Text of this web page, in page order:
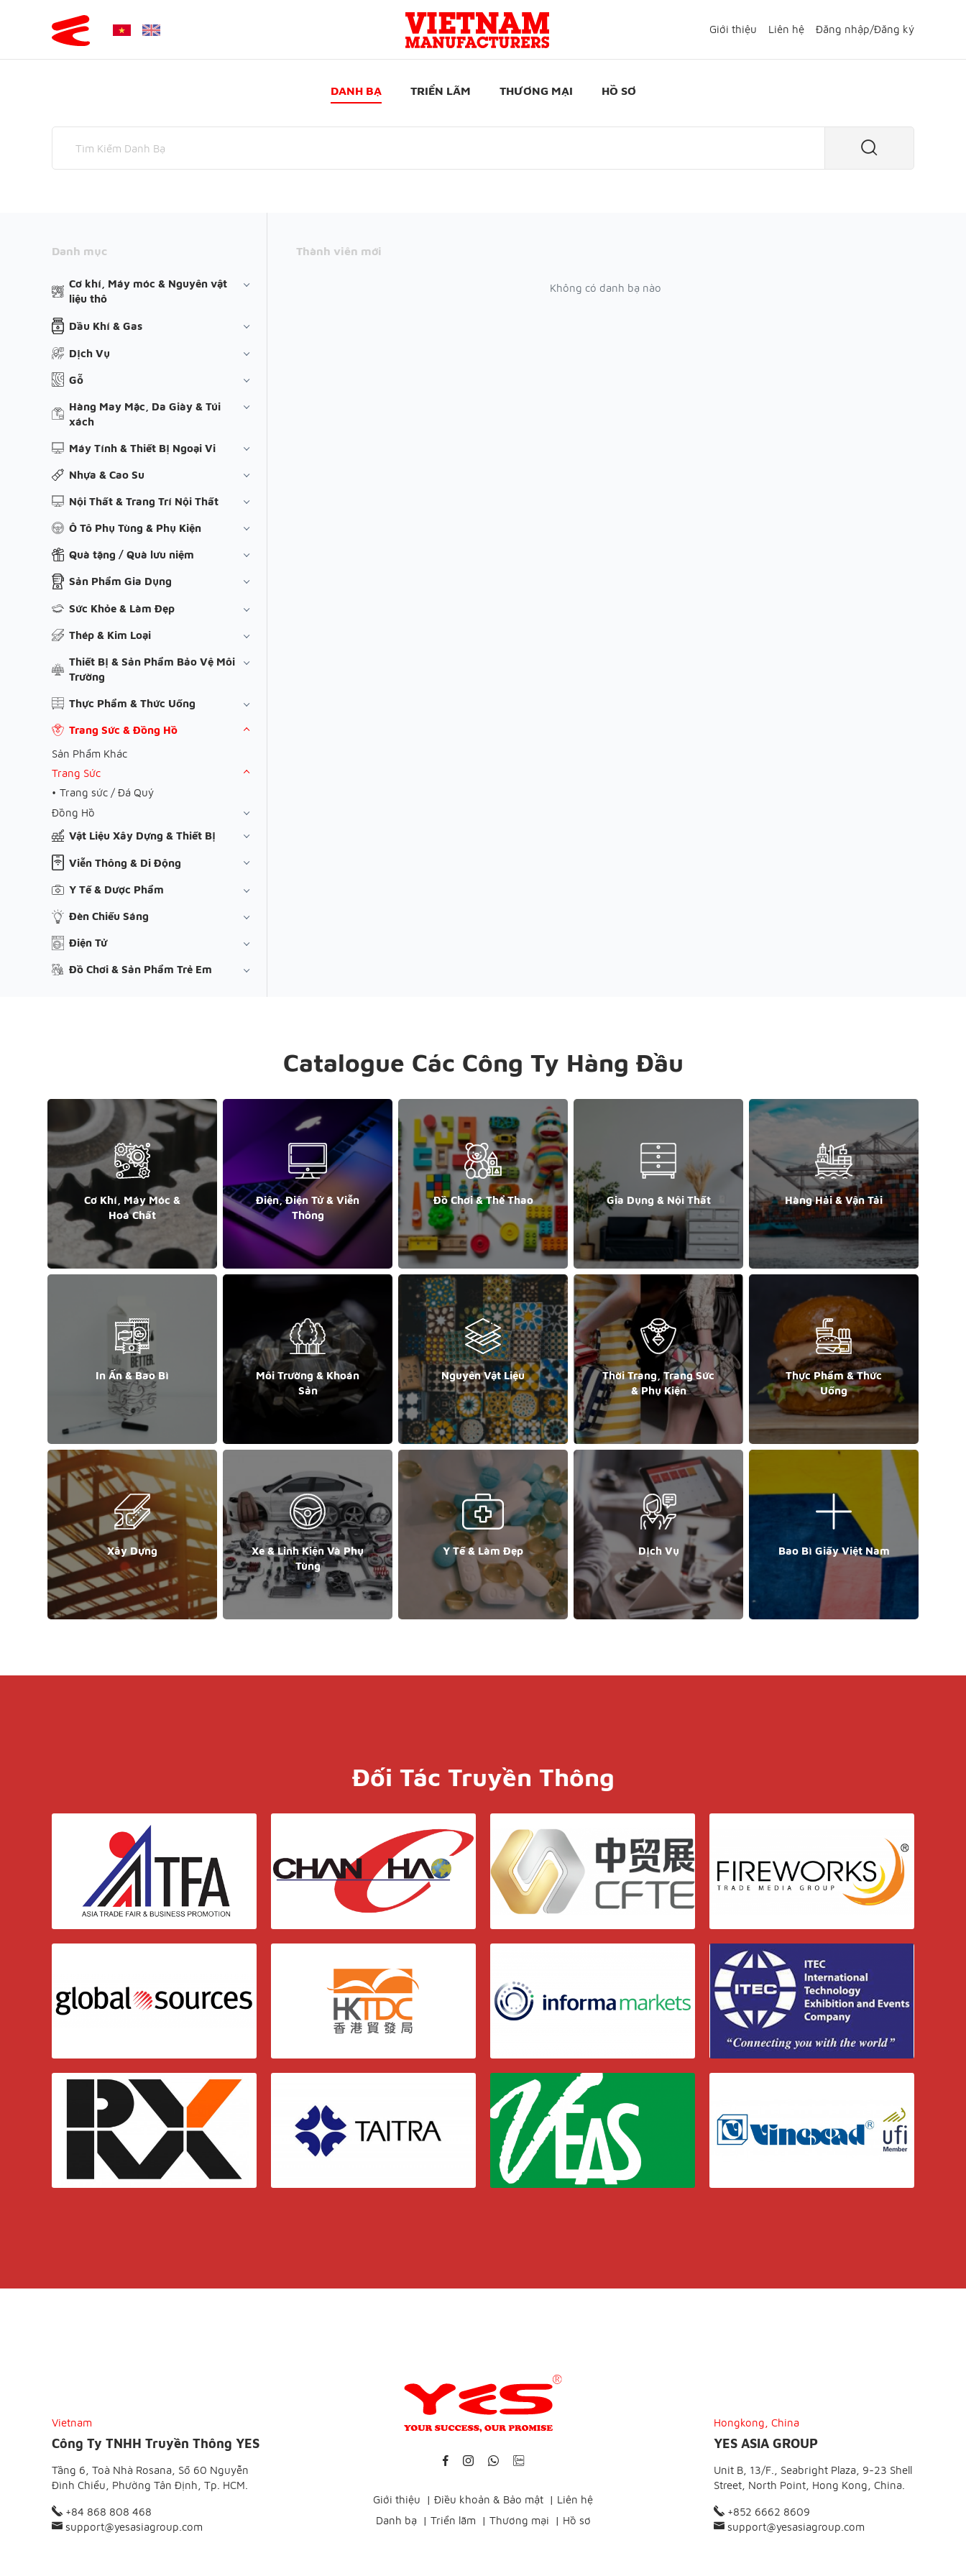
Giới thiệu Liên hệ Đăng nhập/Đăng ký
DANH BẠ TRIỂN LÃM THƯƠNG MẠI HỒ SƠ
Danh mục
Cơ khí, Máy móc & Nguyên vật
liệu thô
Dầu Khí & Gas
Dịch Vụ
Gỗ
Hàng May Mặc, Da Giày & Túi
xách
Máy Tính & Thiết Bị Ngoại Vi
Nhựa & Cao Su
Nội Thất & Trang Trí Nội Thất
Ô Tô Phụ Tùng & Phụ Kiện
Quà tặng / Quà lưu niệm
Sản Phẩm Gia Dụng
Sức Khỏe & Làm Đẹp
Thép & Kim Loại
Thiết Bị & Sản Phẩm Bảo Vệ Môi
Trường
Thực Phẩm & Thức Uống
Trang Sức & Đồng Hồ
Sản Phẩm Khác
Trang Sức
Trang sức / Đá Quý
Đồng Hồ
Vật Liệu Xây Dựng & Thiết Bị
Viễn Thông & Di Động
Y Tế & Dược Phẩm
Đèn Chiếu Sáng
Điện Tử
Đồ Chơi & Sản Phẩm Trẻ Em
Thành viên mới
Không có danh bạ nào
Catalogue Các Công Ty Hàng Đầu
Cơ Khí, Máy Móc &
Hoá Chất
Điện, Điện Tử & Viễn
Thông
Đồ Chơi & Thể Thao Gia Dụng & Nội Thất Hàng Hải & Vận Tải
In Ấn & Bao Bì
Môi Trường & Khoán
Sản
Nguyên Vật Liệu
Thời Trang, Trang Sức
& Phụ Kiện
Thực Phẩm & Thức
Uống
Xây Dựng
Xe & Linh Kiện Và Phụ
Tùng
Y Tế & Làm Đẹp Dịch Vụ Bao Bì Giấy Việt Nam
Đối Tác Truyền Thông
Vietnam
Công Ty TNHH Truyền Thông YES
Tầng 6, Toà Nhà Rosana, Số 60 Nguyễn
Đình Chiểu, Phường Tân Định, Tp. HCM.
+84 868 808 468
support@yesasiagroup.com
Giới thiệu | Điều khoản & Bảo mật | Liên hệ
Danh bạ
| Triển lãm | Thương mại | Hồ sơ
Hongkong, China
YES ASIA GROUP
Unit B, 13/F., Seabright Plaza, 9-23 Shell
Street, North Point, Hong Kong, China.
+852 6662 8609
support@yesasiagroup.com